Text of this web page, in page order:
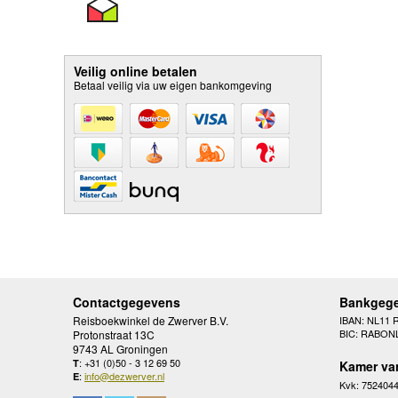
Veilig online betalen
Betaal veilig via uw eigen bankomgeving
Contactgegevens
Reisboekwinkel de Zwerver B.V.
Protonstraat 13C
9743 AL Groningen
T: +31 (0)50 - 3 12 69 50
E: info@dezwerver.nl
IBAN: NL11
BIC:
Kamer
Kvk: